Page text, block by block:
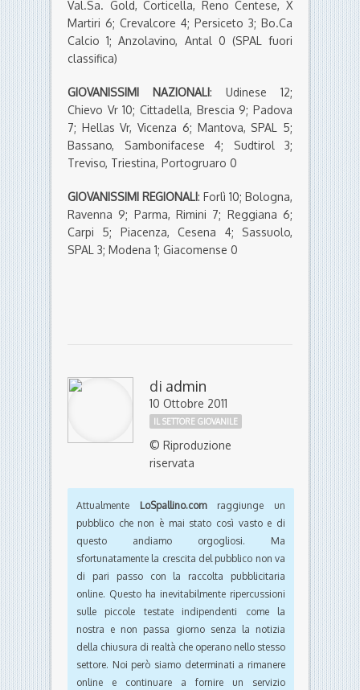
Val.Sa. Gold, Corticella, Reno Centese, X
Martiri 6; Crevalcore 4; Persiceto 3; Bo.Ca
Calcio 1; Anzolavino, Antal 0 (SPAL fuori
classifica)
GIOVANISSIMI NAZIONALI: Udinese 12;
Chievo Vr 10; Cittadella, Brescia 9; Padova
7; Hellas Vr, Vicenza 6; Mantova, SPAL 5;
Bassano, Sambonifacese 4; Sudtirol 3;
Treviso, Triestina, Portogruaro 0
GIOVANISSIMI REGIONALI: Forlì 10; Bologna,
Ravenna 9; Parma, Rimini 7; Reggiana 6;
Carpi 5; Piacenza, Cesena 4; Sassuolo,
SPAL 3; Modena 1; Giacomense 0
di admin
10 Ottobre 2011
IL SETTORE GIOVANILE
© Riproduzione
riservata
Attualmente LoSpallino.comraggiunge un
pubblico che non è mai stato così vasto e di
questo andiamo orgogliosi. Ma
sfortunatamente la crescita del pubblico non va
di pari passo con la raccolta pubblicitaria
online. Questo ha inevitabilmente ripercussioni
sulle piccole testate indipendenti come la
nostra e non passa giorno senza la notizia
della chiusura di realtà che operano nello stesso
settore. Noi però siamo determinati a rimanere
online e continuare a fornire un servizio